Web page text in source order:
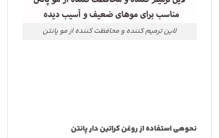
لاین ترمیم کننده و محافظت کننده از مو پانتن
نحوهی استفاده از روغن کراتین دار پانتن